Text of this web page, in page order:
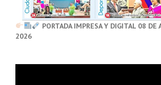
PORTADA IMPRESA Y DIGITAL 08 DE
2026